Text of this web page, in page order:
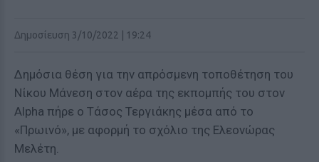
Δημοσίευση 3/10/2022 | 19:24
Δημόσια θέση για την απρόσμενη τοποθέτηση του
Νίκου Μάνεση στον αέρα της εκπομπής του στον
Alpha πήρε ο Τάσος Τεργιάκης μέσα από το
«Πρωινό», με αφορμή το σχόλιο της Ελεονώρας
Μελέτη.